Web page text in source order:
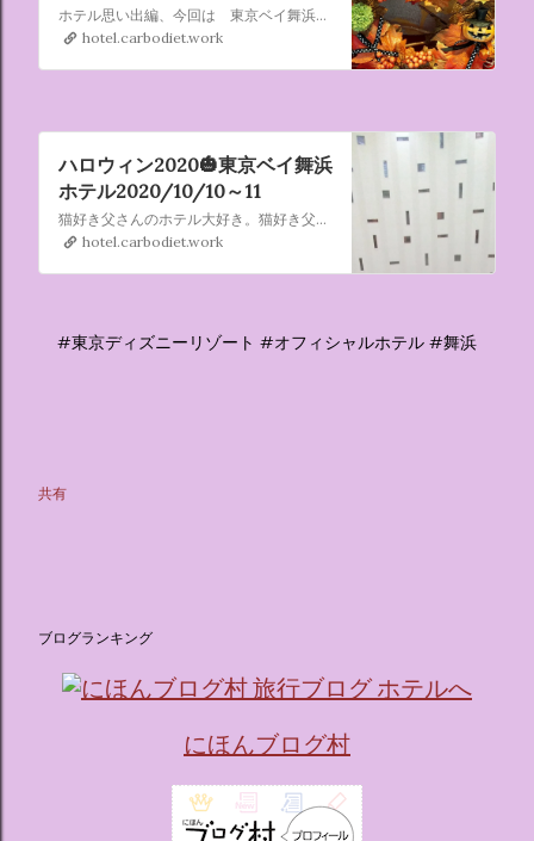
ホテル思い出編、今回は 東京ベイ舞浜ホテル です。 不思議なことに2020年も同じ週末に宿泊してます。 ただし、この時は普通のお部屋に宿泊しました。 ロビーの感じ。
hotel.carbodiet.work
ハロウィン2020🎃東京ベイ舞浜
ホテル2020/10/10～11
猫好き父さんのホテル大好き。猫好き父さんが宿泊したホテルの情報を徒然なるままに書いていきます。
hotel.carbodiet.work
#東京ディズニーリゾート #オフィシャルホテル #舞浜
共有
ブログランキング
にほんブログ村